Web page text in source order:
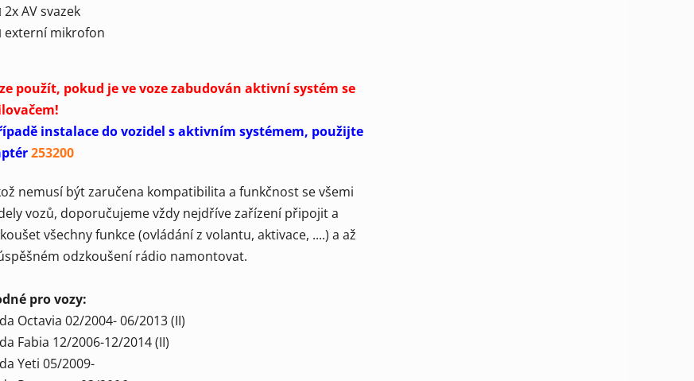
2x AV svazek
externí mikrofon
použít, pokud je ve voze zabudován aktivní systém se
instalace do vozidel s aktivním systémem, použijte
253200
nemusí být zaručena kompatibilita a funkčnost se všemi
vozů, doporučujeme vždy nejdříve zařízení připojit a
všechny funkce (ovládání z volantu, aktivace, ....) a až
odzkoušení rádio namontovat.
pro vozy:
Octavia 02/2004- 06/2013 (II)
Fabia 12/2006-12/2014 (II)
Yeti 05/2009-